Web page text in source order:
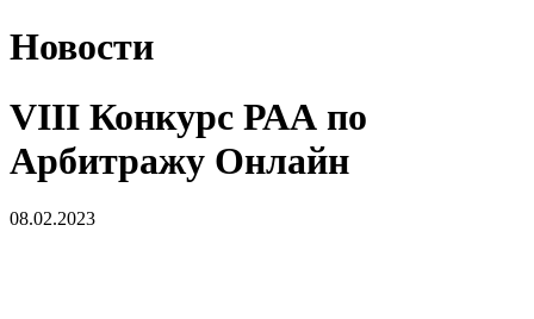
Новости
VIII Конкурс РАА по
Арбитражу Онлайн
08.02.2023